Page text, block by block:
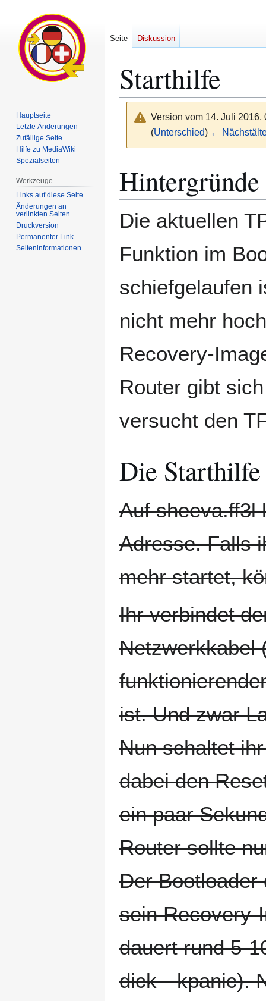
Starthilfe
Version vom 14. Juli
(Unterschied) ←
Navigation
springen
Suche
springen
Hintergründe
Die aktuellen
Funktion im
schiefgelaufen
nicht mehr
Recovery-
Router gibt
versucht den
Die Starthilfe
Auf sheeva.ff3l
Adresse. Falls
mehr startet,
Ihr verbindet
Netzwerkkabel
ist. Und zwar
Nun schaltet
dabei den
ein paar
Router sollte
Der
sein Recovery-
dauert rund 5-
dick --kpanic).
Seite Diskussion
Hauptseite
Letzte Änderungen
Zufällige Seite
Hilfe zu MediaWiki
Spezialseiten
Werkzeuge
Links auf diese Seite
Änderungen an
verlinkten Seiten
Druckversion
Permanenter Link
Seiten­­informationen